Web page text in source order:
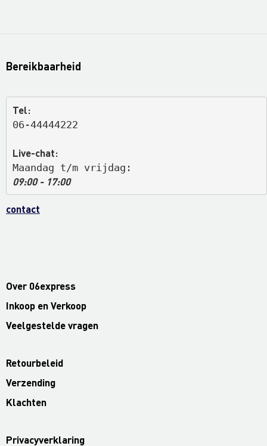
Bereikbaarheid
Tel:
06-44444222
Live-chat:
Maandag t/m vrijdag:
09:00 - 17:00
contact
Over 06express
Inkoop en Verkoop
Veelgestelde vragen
Retourbeleid
Verzending
Klachten
Privacyverklaring